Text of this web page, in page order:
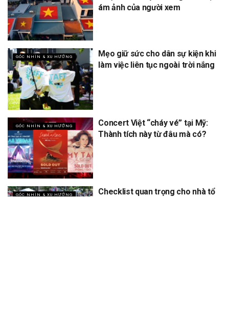
ám ảnh của người xem
GÓC NHÌN & XU HƯỚNG
Mẹo giữ sức cho dân sự kiện khi
làm việc liên tục ngoài trời nắng
GÓC NHÌN & XU HƯỚNG
Concert Việt “cháy vé” tại Mỹ:
Thành tích này từ đâu mà có?
GÓC NHÌN & XU HƯỚNG
Checklist quan trọng cho nhà tổ